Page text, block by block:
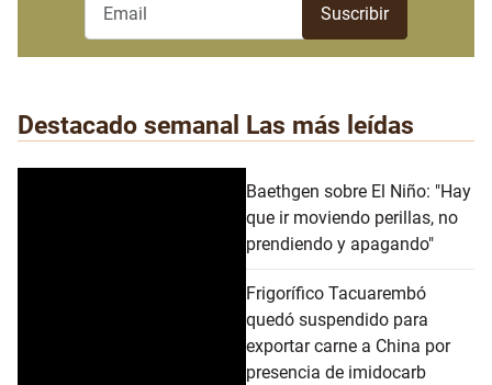
Destacado semanal Las más leídas
Baethgen sobre El Niño: "Hay
que ir moviendo perillas, no
prendiendo y apagando"
Frigorífico Tacuarembó
quedó suspendido para
exportar carne a China por
presencia de imidocarb